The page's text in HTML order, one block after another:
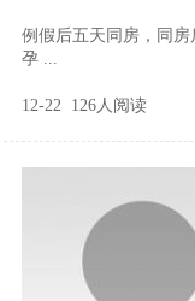
例假后五天同房，同
孕 ...
12-22 126人阅读